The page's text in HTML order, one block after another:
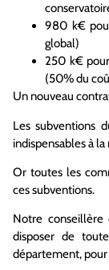
980 k€
global)
250 k€
(50% du
Un nouveau
Les subventions
indispensables à
Or toutes les
ces subventions.
Notre
disposer de
département,